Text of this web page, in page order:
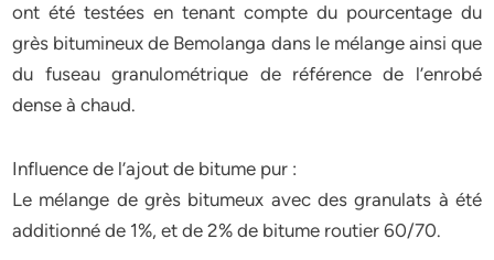
ont été testées en tenant compte du pourcentage du
grès bitumineux de Bemolanga dans le mélange ainsi que
du fuseau granulométrique de référence de l’enrobé
dense à chaud.
Influence de l’ajout de bitume pur :
Le mélange de grès bitumeux avec des granulats à été
additionné de 1%, et de 2% de bitume routier 60/70.